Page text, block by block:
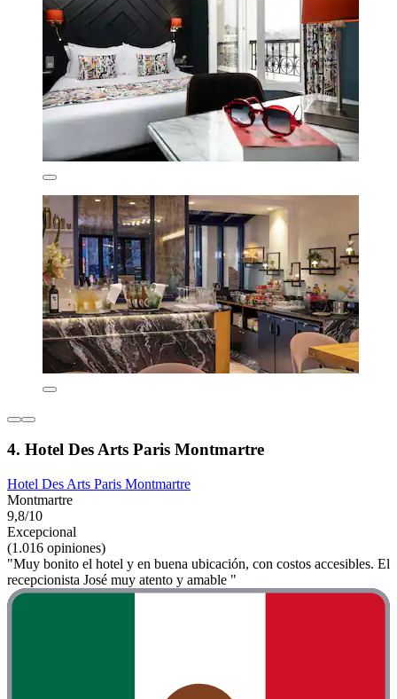
4. Hotel Des Arts Paris Montmartre
Hotel Des Arts Paris Montmartre
Montmartre
9,8/10
Excepcional
(1.016 opiniones)
"Muy bonito el hotel y en buena ubicación, con costos accesibles. El
recepcionista José muy atento y amable "